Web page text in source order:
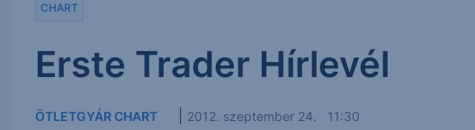
CHART
Erste Trader Hírlevél
ÖTLETGYÁR CHART 2012. szeptember 24. 11:30